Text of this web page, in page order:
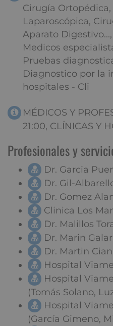
Cirugía
Laparoscópica,
Aparato
Medicos
Pruebas
Diagnostico por la
hospitales - Cli
MÉDICOS Y
21:00, CLÍNICAS Y
Profesionales y
Dr. Garcia
Dr. Gil-
Dr. Gomez
Clinica Los
Dr. Malillos
Dr. Marin
Dr. Martin
Hospital
Hospital
(Tomás Solano,
Hospital
(García Gimeno,